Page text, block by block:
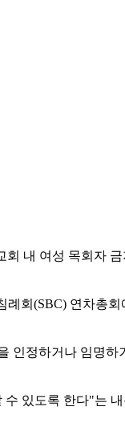
회 내 여성 목회자
회(SBC) 연차총
인정하거나 임명
있도록 한다"는